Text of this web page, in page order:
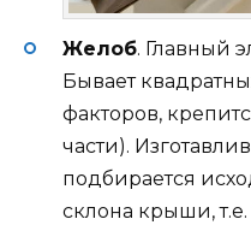
Желоб. Главный
Бывает
факторов,
части).
подбирается
склона крыши,